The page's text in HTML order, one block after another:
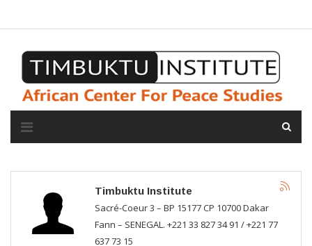
Timbuktu Institute
Sacré-Coeur 3 – BP 15177 CP 10700 Dakar
Fann – SENEGAL. +221 33 827 34 91 / +221 77
637 73 15